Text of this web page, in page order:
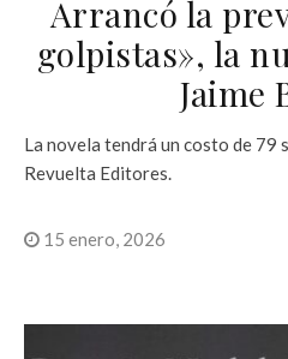
Arrancó la
golpistas», la
Jaime
La novela tendrá un costo de 79
Revuelta Editores.
15 enero, 2026